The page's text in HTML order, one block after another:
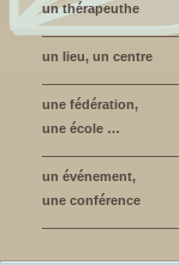
un thérapeuthe
un lieu, un centre
une fédération,
une école …
un événement,
une conférence